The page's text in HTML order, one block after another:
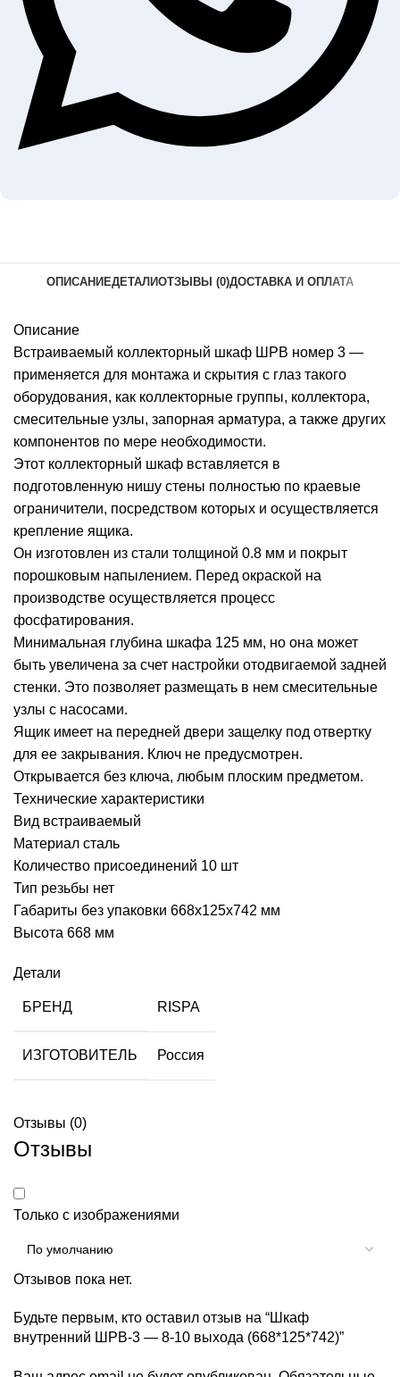
ОПИСАНИЕДЕТАЛИОТЗЫВЫ (0)ДОСТАВКА И ОПЛАТА
Описание
Встраиваемый коллекторный шкаф ШРВ номер 3 —
применяется для монтажа и скрытия с глаз такого
оборудования, как коллекторные группы, коллектора,
смесительные узлы, запорная арматура, а также других
компонентов по мере необходимости.
Этот коллекторный шкаф вставляется в
подготовленную нишу стены полностью по краевые
ограничители, посредством которых и осуществляется
крепление ящика.
Он изготовлен из стали толщиной 0.8 мм и покрыт
порошковым напылением. Перед окраской на
производстве осуществляется процесс
фосфатирования.
Минимальная глубина шкафа 125 мм, но она может
быть увеличена за счет настройки отодвигаемой задней
стенки. Это позволяет размещать в нем смесительные
узлы с насосами.
Ящик имеет на передней двери защелку под отвертку
для ее закрывания. Ключ не предусмотрен.
Открывается без ключа, любым плоским предметом.
Технические характеристики
Вид встраиваемый
Материал сталь
Количество присоединений 10 шт
Тип резьбы нет
Габариты без упаковки 668х125х742 мм
Высота 668 мм
Детали
БРЕНД RISPA
ИЗГОТОВИТЕЛЬ Россия
Отзывы (0)
Отзывы
Только с изображениями
Отзывов пока нет.
Будьте первым, кто оставил отзыв на “Шкаф
внутренний ШРВ-3 — 8-10 выхода (668*125*742)”